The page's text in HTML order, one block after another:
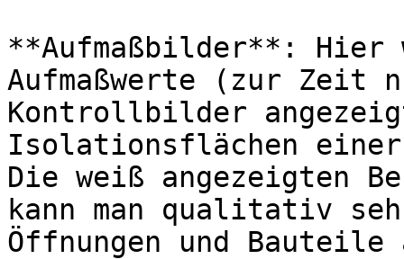
**Aufmaßbilder**: Hier
Aufmaßwerte (zur Zeit
Kontrollbilder
Isolationsflächen
Die weiß angezeigten
kann man qualitativ
Öffnungen und Bauteile